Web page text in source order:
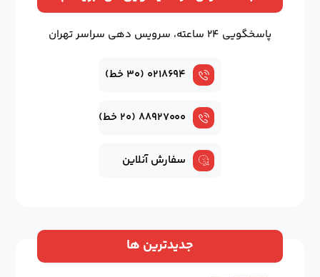
پاسخگویی ۲۴ ساعته، سرویس دهی سراسر تهران
۰۲۱۸۶۹۴ (۳۰ خط)
۸۸۹۲۷۰۰۰ (۲۰ خط)
سفارش آنلاین
جدیدترین ها